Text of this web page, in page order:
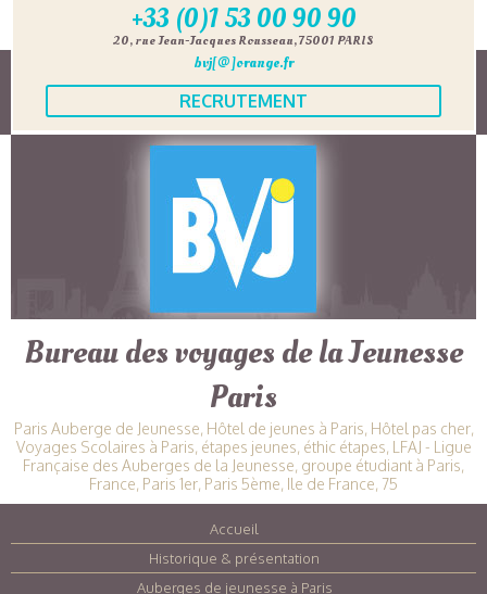
+33 (0)1 53 00 90 90
20, rue Jean-Jacques Rousseau, 75001 PARIS
bvj[@]orange.fr
RECRUTEMENT
Bureau des voyages de la Jeunesse
Paris
Paris Auberge de Jeunesse, Hôtel de jeunes à Paris, Hôtel pas cher,
Voyages Scolaires à Paris, étapes jeunes, éthic étapes, LFAJ - Ligue
Française des Auberges de la Jeunesse, groupe étudiant à Paris,
France, Paris 1er, Paris 5ème, Ile de France, 75
Accueil
Historique & présentation
Auberges de jeunesse à Paris